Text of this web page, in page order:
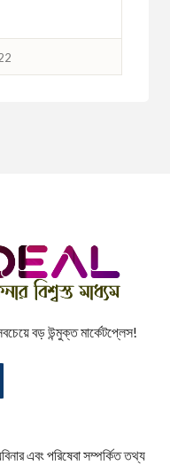
বড় উন্মুক্ত মার্কেটপ্লেস!
এবং পরিষেবা সম্পর্কিত তথ্য